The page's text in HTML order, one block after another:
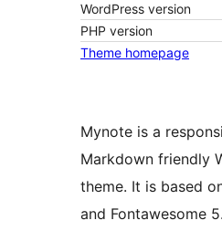
WordPress version
PHP version
Theme homepage
Mynote is a
Markdown friendly
theme. It is based
and Fontawesome